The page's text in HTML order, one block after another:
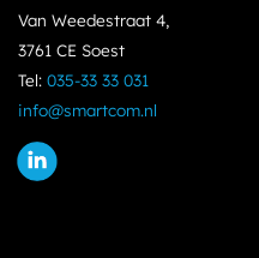
Van Weedestraat 4,
3761 CE Soest
Tel: 035-33 33 031
info@smartcom.nl